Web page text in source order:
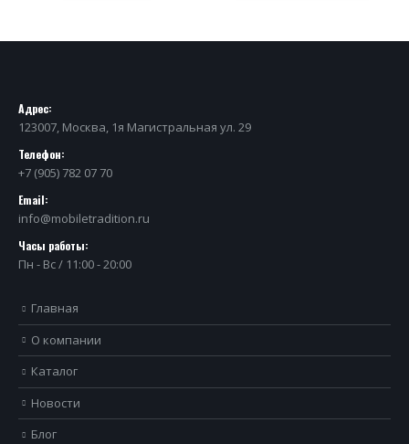
Адрес:
123007, Москва, 1я Магистральная ул. 29
Телефон:
+7 (905) 782 07 70
Email:
info@mobiletradition.ru
Часы работы:
Пн - Вс / 11:00 - 20:00
Главная
О компании
Каталог
Новости
Блог